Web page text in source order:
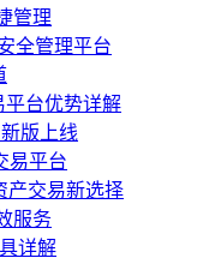
管理
全管理平台
平台优势详解
版上线
易平台
产交易新选择
服务
详解